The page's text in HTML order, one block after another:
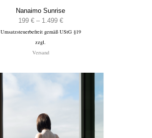
Nanaimo Sunrise
199 € – 1.499 €Preisspanne:
199 €
Umsatzsteuerbefreit gemäß UStG §19
zzgl.
Versand